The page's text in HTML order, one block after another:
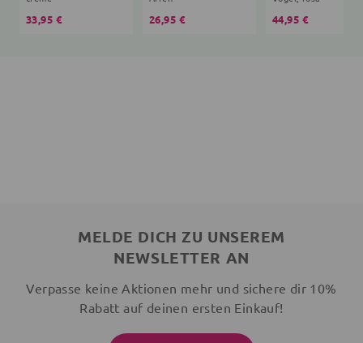
33,95 € 26,95 € 44,95 €
MELDE DICH ZU UNSEREM
NEWSLETTER AN
Verpasse keine Aktionen mehr und sichere dir 10%
Rabatt auf deinen ersten Einkauf!